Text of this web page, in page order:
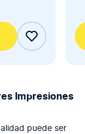
Impresiones
puede ser